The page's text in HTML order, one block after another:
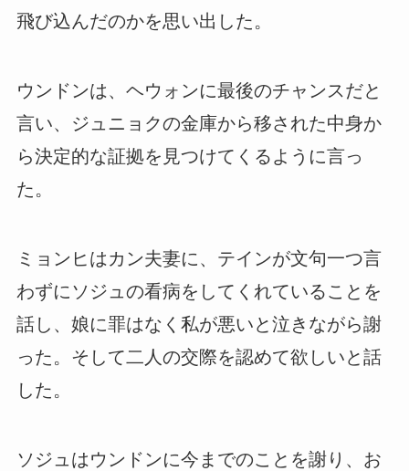
飛び込んだのかを思い出した。
ウンドンは、ヘウォンに最後のチャンスだと
言い、ジュニョクの金庫から移された中身か
ら決定的な証拠を見つけてくるように言っ
た。
ミョンヒはカン夫妻に、テインが文句一つ言
わずにソジュの看病をしてくれていることを
話し、娘に罪はなく私が悪いと泣きながら謝
った。そして二人の交際を認めて欲しいと話
した。
ソジュはウンドンに今までのことを謝り、お